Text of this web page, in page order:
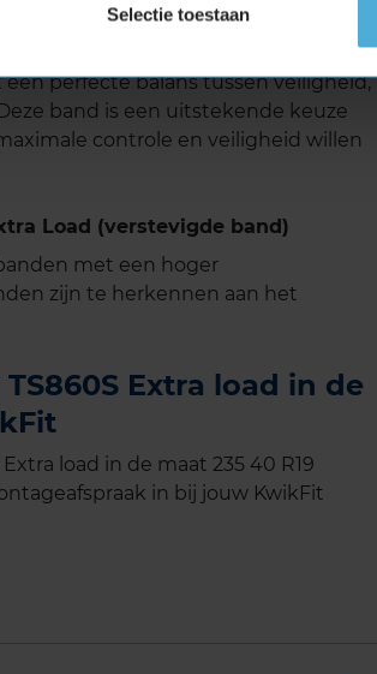
Selectie toestaan
profiel worden storende
een stillere rijervaring.
een perfecte balans tussen veiligheid,
band is een uitstekende keuze
controle en veiligheid willen
Load (verstevigde band)
met een hoger
zijn te herkennen aan het
Extra load in de
load in de maat 235 40 R19
in bij jouw KwikFit